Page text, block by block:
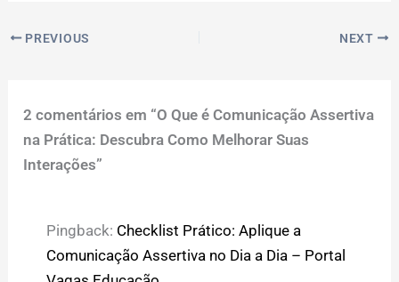
PREVIOUS NEXT
2 comentários em “O Que é Comunicação Assertiva
na Prática: Descubra Como Melhorar Suas
Interações”
Pingback: Checklist Prático: Aplique a
Comunicação Assertiva no Dia a Dia – Portal